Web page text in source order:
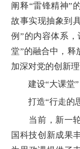
阐释“雷锋精神”
故事实现抽象到
例”的内容体系
堂”的融合中，释
加深对党的创新
建设“大课堂”
打造“行走的
当前，新一轮
国科技创新成果